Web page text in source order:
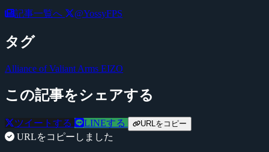
記事一覧へ @YossyFPS
タグ
Alliance of Valiant Arms EIZO
この記事をシェアする
ツイートする LINEする URLをコピー
URLをコピーしました